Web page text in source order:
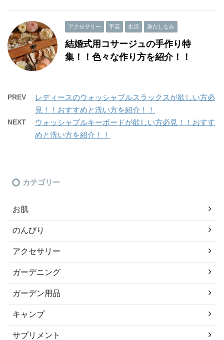
アクセサリー 手芸 生活 身だしなみ
結婚式用コサージュの手作り特
集！！色々な作り方を紹介！！
PREV
レディースのウォッシャブルスラックスが欲しい方必
見！！おすすめと洗い方を紹介！！
NEXT
ウォッシャブルキーボードが欲しい方必見！！おすす
めと洗い方を紹介！！
カテゴリー
お肌
のんびり
アクセサリー
ガーデニング
ガーデン用品
キャンプ
サプリメント